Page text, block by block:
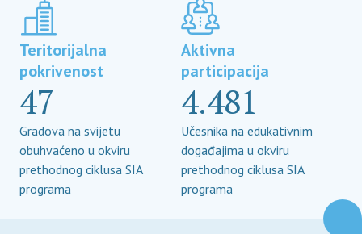
Teritorijalna
pokrivenost
47
Gradova na svijetu
obuhvaćeno u okviru
prethodnog ciklusa SIA
programa
Aktivna
participacija
4.481
Učesnika na edukativnim
događajima u okviru
prethodnog ciklusa SIA
programa